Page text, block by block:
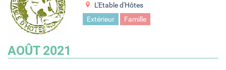
L'Etable d'Hôtes
Extérieur
Famille
AOÛT 2021